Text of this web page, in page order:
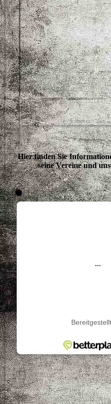
Hier finden Sie
seine Vereine und